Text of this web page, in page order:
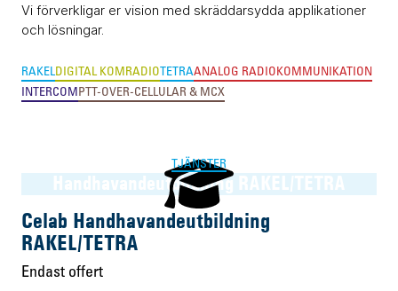
Vi förverkligar er vision med skräddarsydda applikationer
och lösningar.
RAKELDIGITAL KOMRADIOTETRAANALOG RADIOKOMMUNIKATION
INTERCOM PTT-OVER-CELLULAR & MCX
Handhavandeutbildning RAKEL/TETRA
TJÄNSTER
Celab Handhavandeutbildning
RAKEL/TETRA
Endast offert